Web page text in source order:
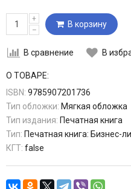
+
–
В корзину
В сравнение В
О ТОВАРЕ:
ISBN: 9785907201736
Тип обложки: Мягкая обложка
Тип издания: Печатная книга
Тип: Печатная книга: Бизнес-
КГТ: false